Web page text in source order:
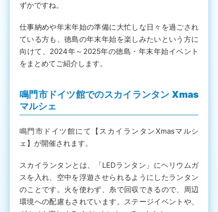
ずかですね。
仕事納めや年末年始の準備に大忙しな日々を過ごされ
ている方も、徳島の年末年始を楽しみたいという方に
向けて、2024年～2025年の徳島・年末年始イベント
をまとめてご紹介します。
鳴門市ドイツ館でのスカイランタン Xmas
マルシェ
鳴門市ドイツ館にて【スカイランタンXmasマルシ
ェ】が開催されます。
スカイランタンとは、「LEDランタン」にヘリウムガ
スを入れ、空中を浮遊させられるようにしたランタン
のことです。火を使わず、糸で回収できるので、周辺
環境への配慮もされています。ステージイベントや、